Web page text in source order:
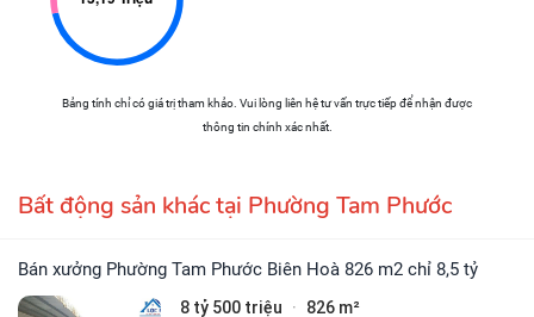
Bảng tính chỉ có giá trị tham khảo. Vui lòng liên hệ tư vấn trực tiếp để nhận được
thông tin chính xác nhất.
Bất động sản khác tại Phường Tam Phước
Bán xưởng Phường Tam Phước Biên Hoà 826 m2 chỉ 8,5 tỷ
8 tỷ 500 triệu · 826 m²